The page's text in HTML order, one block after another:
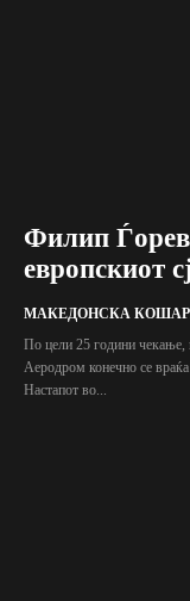
Филип
европскиот
МАКЕДОНСКА
По цели 25 години
Аеродром конечно се
Настапот во...